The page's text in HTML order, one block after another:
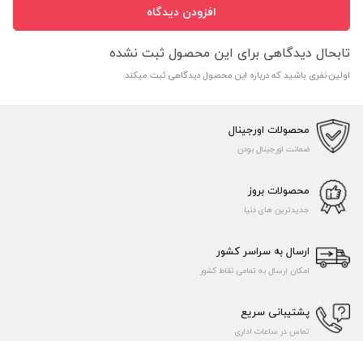
افزودن دیدگاه
تابحال دیدگاهی برای این محصول ثبت نشده
اولین نفری باشید که درباره این محصول دیدگاهی ثبت میکند
محصولات اورجینال
ضمانت اورجینال بودن
محصولات بروز
جدیدترین های دنیا
ارسال به سراسر کشور
امکان ارسال به تمامی نقاط کشور
پشتیبانی سریع
تماس در ساعات اداری